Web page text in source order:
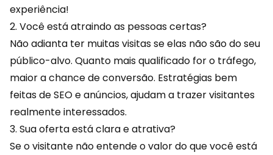
experiência!
2. Você está atraindo as pessoas certas?
Não adianta ter muitas visitas se elas não são do seu
público-alvo. Quanto mais qualificado for o tráfego,
maior a chance de conversão. Estratégias bem
feitas de SEO e anúncios, ajudam a trazer visitantes
realmente interessados.
3. Sua oferta está clara e atrativa?
Se o visitante não entende o valor do que você está